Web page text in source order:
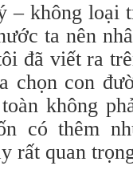
– không loại
ta nên
đã viết ra
chọn con
không
có thêm
rất quan